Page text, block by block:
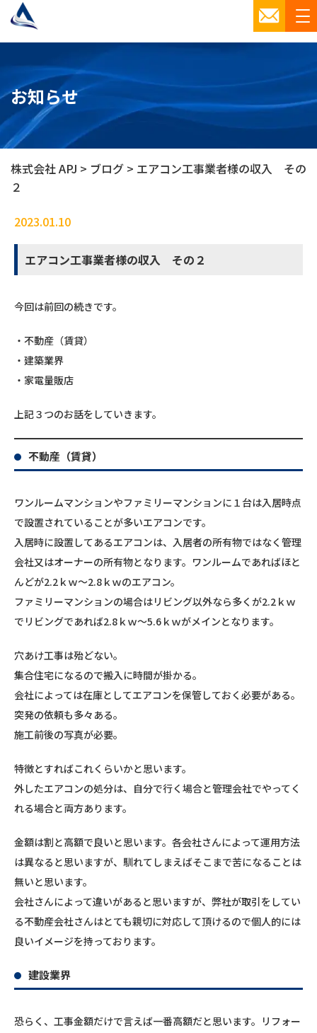
お知らせ
株式会社 APJ > ブログ > エアコン工事業者様の収入 その
２
2023.01.10
エアコン工事業者様の収入 その２
今回は前回の続きです。
・不動産（賃貸）
・建築業界
・家電量販店
上記３つのお話をしていきます。
不動産（賃貸）
ワンルームマンションやファミリーマンションに１台は入居時点
で設置されていることが多いエアコンです。
入居時に設置してあるエアコンは、入居者の所有物ではなく管理
会社又はオーナーの所有物となります。ワンルームであればほと
んどが2.2ｋｗ～2.8ｋｗのエアコン。
ファミリーマンションの場合はリビング以外なら多くが2.2ｋｗ
でリビングであれば2.8ｋｗ～5.6ｋｗがメインとなります。
穴あけ工事は殆どない。
集合住宅になるので搬入に時間が掛かる。
会社によっては在庫としてエアコンを保管しておく必要がある。
突発の依頼も多々ある。
施工前後の写真が必要。
特徴とすればこれくらいかと思います。
外したエアコンの処分は、自分で行く場合と管理会社でやってく
れる場合と両方あります。
金額は割と高額で良いと思います。各会社さんによって運用方法
は異なると思いますが、馴れてしまえばそこまで苦になることは
無いと思います。
会社さんによって違いがあると思いますが、弊社が取引をしてい
る不動産会社さんはとても親切に対応して頂けるので個人的には
良いイメージを持っております。
建設業界
恐らく、工事金額だけで言えば一番高額だと思います。リフォー